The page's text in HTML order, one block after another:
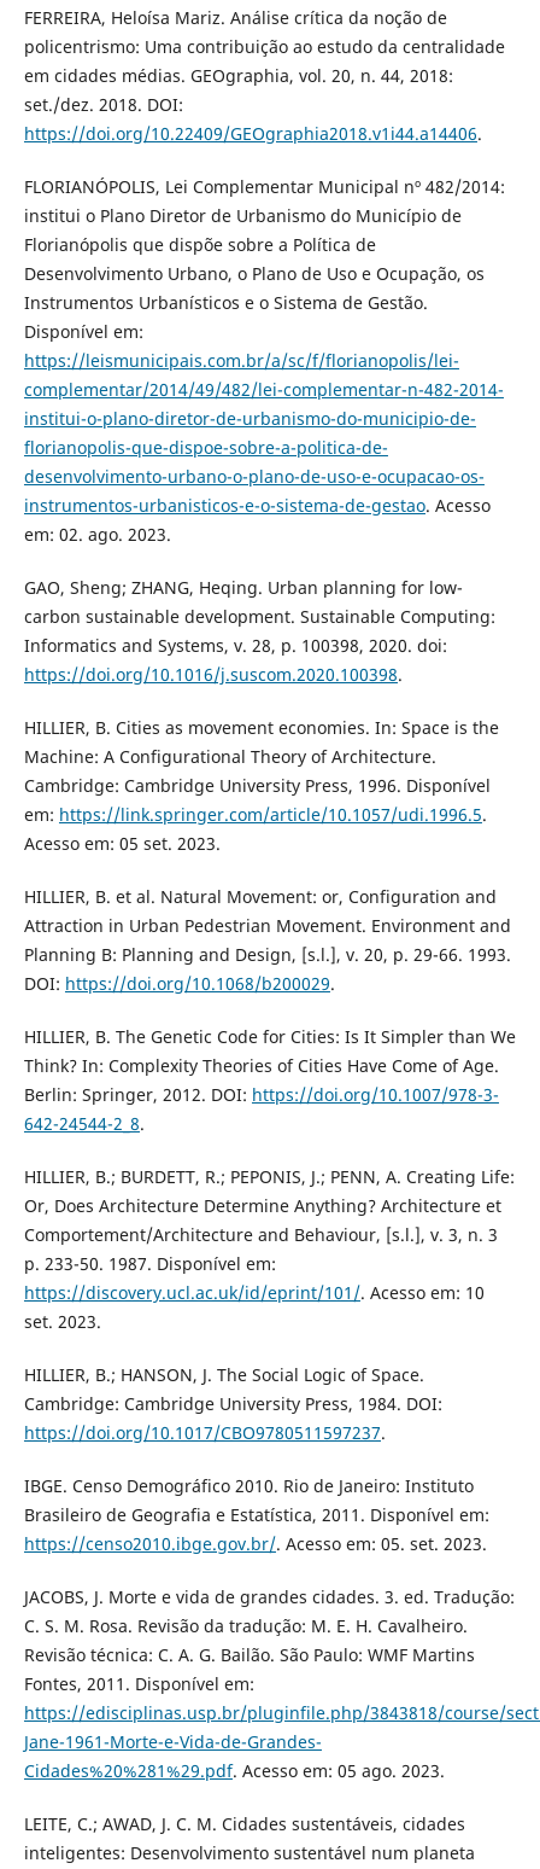
FERREIRA, Heloísa Mariz. Análise crítica da noção de
policentrismo: Uma contribuição ao estudo da centralidade
em cidades médias. GEOgraphia, vol. 20, n. 44, 2018:
set./dez. 2018. DOI:
https://doi.org/10.22409/GEOgraphia2018.v1i44.a14406.
FLORIANÓPOLIS, Lei Complementar Municipal nº 482/2014:
institui o Plano Diretor de Urbanismo do Município de
Florianópolis que dispõe sobre a Política de
Desenvolvimento Urbano, o Plano de Uso e Ocupação, os
Instrumentos Urbanísticos e o Sistema de Gestão.
Disponível em:
https://leismunicipais.com.br/a/sc/f/florianopolis/lei-
complementar/2014/49/482/lei-complementar-n-482-2014-
institui-o-plano-diretor-de-urbanismo-do-municipio-de-
florianopolis-que-dispoe-sobre-a-politica-de-
desenvolvimento-urbano-o-plano-de-uso-e-ocupacao-os-
instrumentos-urbanisticos-e-o-sistema-de-gestao. Acesso
em: 02. ago. 2023.
GAO, Sheng; ZHANG, Heqing. Urban planning for low-
carbon sustainable development. Sustainable Computing:
Informatics and Systems, v. 28, p. 100398, 2020. doi:
https://doi.org/10.1016/j.suscom.2020.100398.
HILLIER, B. Cities as movement economies. In: Space is the
Machine: A Configurational Theory of Architecture.
Cambridge: Cambridge University Press, 1996. Disponível
em: https://link.springer.com/article/10.1057/udi.1996.5.
Acesso em: 05 set. 2023.
HILLIER, B. et al. Natural Movement: or, Configuration and
Attraction in Urban Pedestrian Movement. Environment and
Planning B: Planning and Design, [s.l.], v. 20, p. 29-66. 1993.
DOI: https://doi.org/10.1068/b200029.
HILLIER, B. The Genetic Code for Cities: Is It Simpler than We
Think? In: Complexity Theories of Cities Have Come of Age.
Berlin: Springer, 2012. DOI: https://doi.org/10.1007/978-3-
642-24544-2_8.
HILLIER, B.; BURDETT, R.; PEPONIS, J.; PENN, A. Creating Life:
Or, Does Architecture Determine Anything? Architecture et
Comportement/Architecture and Behaviour, [s.l.], v. 3, n. 3
p. 233-50. 1987. Disponível em:
https://discovery.ucl.ac.uk/id/eprint/101/. Acesso em: 10
set. 2023.
HILLIER, B.; HANSON, J. The Social Logic of Space.
Cambridge: Cambridge University Press, 1984. DOI:
https://doi.org/10.1017/CBO9780511597237.
IBGE. Censo Demográfico 2010. Rio de Janeiro: Instituto
Brasileiro de Geografia e Estatística, 2011. Disponível em:
https://censo2010.ibge.gov.br/. Acesso em: 05. set. 2023.
JACOBS, J. Morte e vida de grandes cidades. 3. ed. Tradução:
C. S. M. Rosa. Revisão da tradução: M. E. H. Cavalheiro.
Revisão técnica: C. A. G. Bailão. São Paulo: WMF Martins
Fontes, 2011. Disponível em:
https://edisciplinas.usp.br/pluginfile.php/3843818/course/
Jane-1961-Morte-e-Vida-de-Grandes-
Cidades%20%281%29.pdf. Acesso em: 05 ago. 2023.
LEITE, C.; AWAD, J. C. M. Cidades sustentáveis, cidades
inteligentes: Desenvolvimento sustentável num planeta